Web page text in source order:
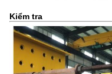
Kiểm tra